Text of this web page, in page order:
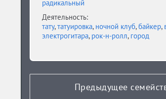
радикальный
Деятельность:
тату,татуировка, ночной клуб,байкер,
электрогитара, рок-н-ролл, город
Предыдущее